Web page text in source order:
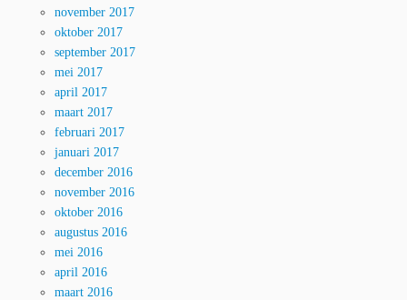
november 2017
oktober 2017
september 2017
mei 2017
april 2017
maart 2017
februari 2017
januari 2017
december 2016
november 2016
oktober 2016
augustus 2016
mei 2016
april 2016
maart 2016